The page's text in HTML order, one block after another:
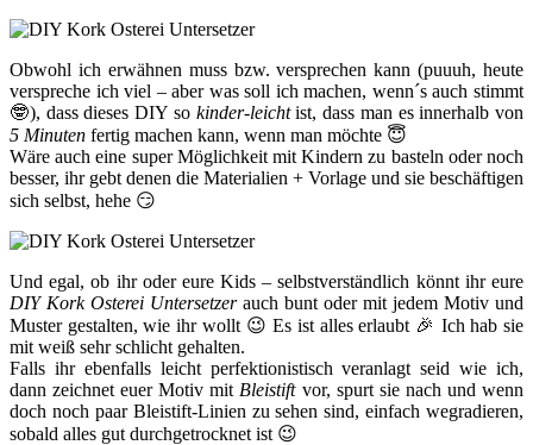
Obwohl ich erwähnen muss bzw. versprechen kann (puuuh, heute
verspreche ich viel – aber was soll ich machen, wenn´s auch stimmt
🤓), dass dieses DIY so kinder-leichtist, dass man es innerhalb von
5 Minuten fertig machen kann, wenn man möchte 😇
Wäre auch eine super Möglichkeit mit Kindern zu basteln oder noch
besser, ihr gebt denen die Materialien + Vorlage und sie beschäftigen
sich selbst, hehe 😏
Und egal, ob ihr oder eure Kids – selbstverständlich könnt ihr eure
DIY Kork Osterei Untersetzerauch bunt oder mit jedem Motiv und
Muster gestalten, wie ihr wollt 😉 Es ist alles erlaubt 🎉 Ich hab sie
mit weiß sehr schlicht gehalten.
Falls ihr ebenfalls leicht perfektionistisch veranlagt seid wie ich,
dann zeichnet euer Motiv mit Bleistiftvor, spurt sie nach und wenn
doch noch paar Bleistift-Linien zu sehen sind, einfach wegradieren,
sobald alles gut durchgetrocknet ist 😉